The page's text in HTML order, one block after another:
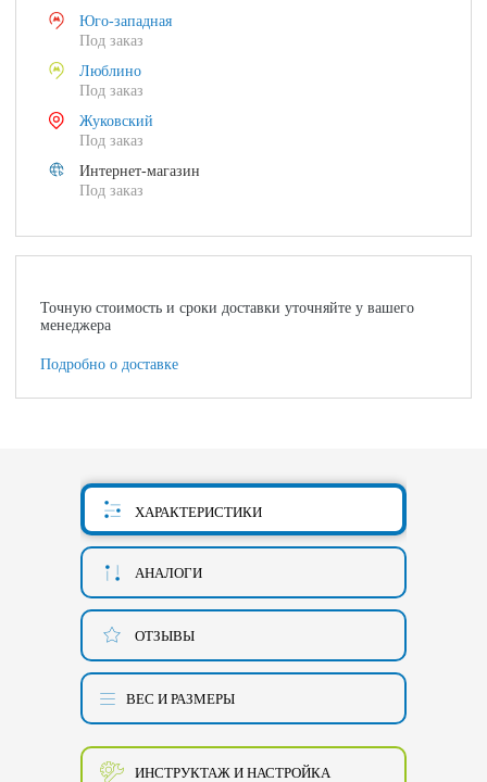
Юго-западная
Под заказ
Люблино
Под заказ
Жуковский
Под заказ
Интернет-магазин
Под заказ
Точную стоимость и сроки доставки уточняйте у вашего
менеджера
Подробно о доставке
ХАРАКТЕРИСТИКИ
АНАЛОГИ
ОТЗЫВЫ
ВЕС И РАЗМЕРЫ
ИНСТРУКТАЖ И НАСТРОЙКА